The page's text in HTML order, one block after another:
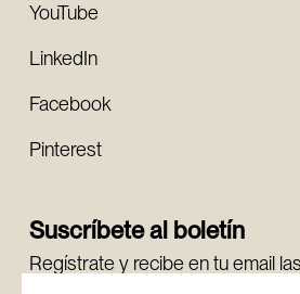
YouTube
LinkedIn
Facebook
Pinterest
Suscríbete al boletín
Regístrate y recibe en tu email